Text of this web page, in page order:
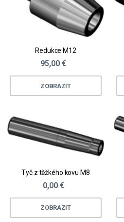
Redukce M12
95,00 €
ZOBRAZIT
Tyč z těžkého kovu M8
0,00 €
ZOBRAZIT